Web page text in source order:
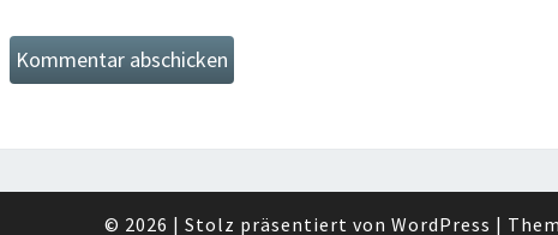
© 2026 | Stolz präsentiert von WordPress |